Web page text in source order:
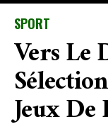
SPORT
Vers Le
Jeux